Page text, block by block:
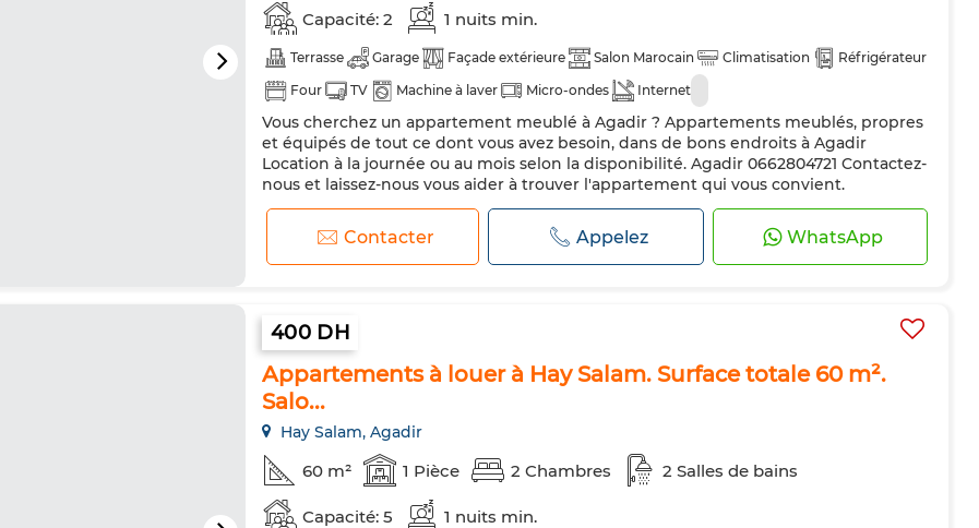
Capacité: 2 1 nuits min.
Terrasse Garage Façade extérieure Salon Marocain Climatisation
Réfrigérateur
Four
TV Machine à laver Micro-ondes Internet
Vous cherchez un appartement meublé à Agadir ? Appartements meublés, propres
et équipés de tout ce dont vous avez besoin, dans de bons endroits à Agadir
Location à la journée ou au mois selon la disponibilité. Agadir 0662804721 Contactez-
nous et laissez-nous vous aider à trouver l'appartement qui vous convient.
#Location_Appartements #Appartements_Meublés #Agadir #Location_Diurne
#Location_Mensuelle #Agadir
Contacter Appelez WhatsApp
400 DH
Appartements à louer à Hay Salam. Surface totale 60 m².
Salo...
Hay Salam, Agadir
60 m² 1 Pièce 2 Chambres 2 Salles de bains
Capacité: 5 1 nuits min.